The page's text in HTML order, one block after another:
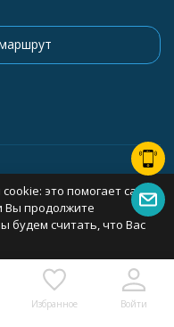
Избранное Войти
сайта
это помогает сайту
Вы продолжите
будем считать, что Вас